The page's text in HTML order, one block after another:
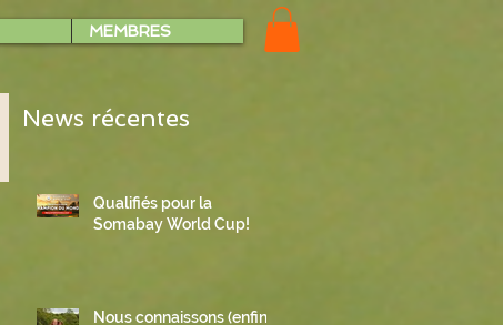
MEMBRES
News récentes
Qualifiés pour la
Somabay World Cup!
Nous connaissons (enfin)